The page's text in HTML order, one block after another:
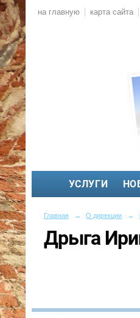
на главную карта сайта
УСЛУГИ
Главная → О дирекции →
Дрыга